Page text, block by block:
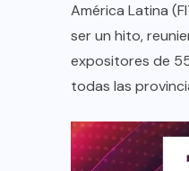
América Latina
ser un hito,
expositores de
todas las